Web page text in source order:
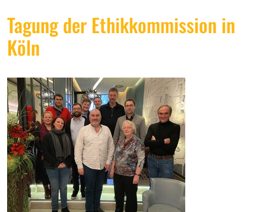
Tagung der Ethikkommission in
Köln